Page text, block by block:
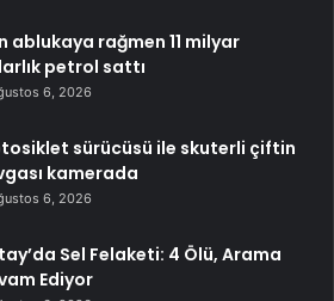
ablukaya rağmen 11 milyar
petrol sattı
6, 2026
sürücüsü ile skuterli çiftin
kamerada
6, 2026
Sel Felaketi: 4 Ölü, Arama
Ediyor